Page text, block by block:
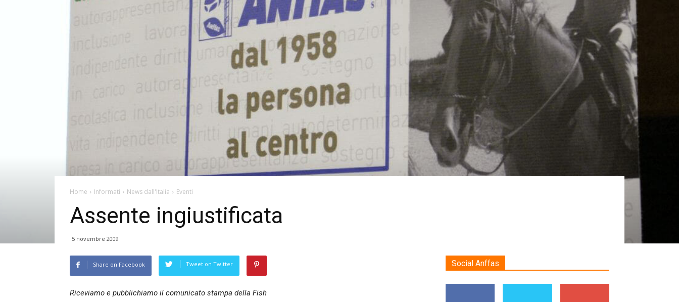
Home Informati News dall'Italia Eventi
Assente ingiustificata
5 novembre 2009
Share on Facebook Tweet on Twitter
Riceviamo e pubblichiamo il comunicato stampa della Fish
Social Anffas